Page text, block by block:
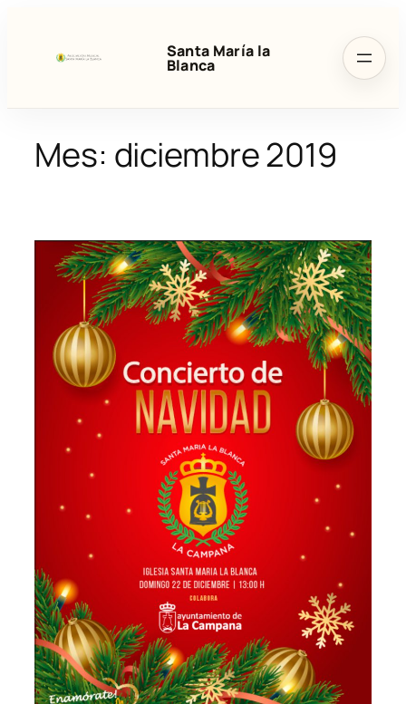
contenido
Santa María la
Blanca
Mes: diciembre 2019